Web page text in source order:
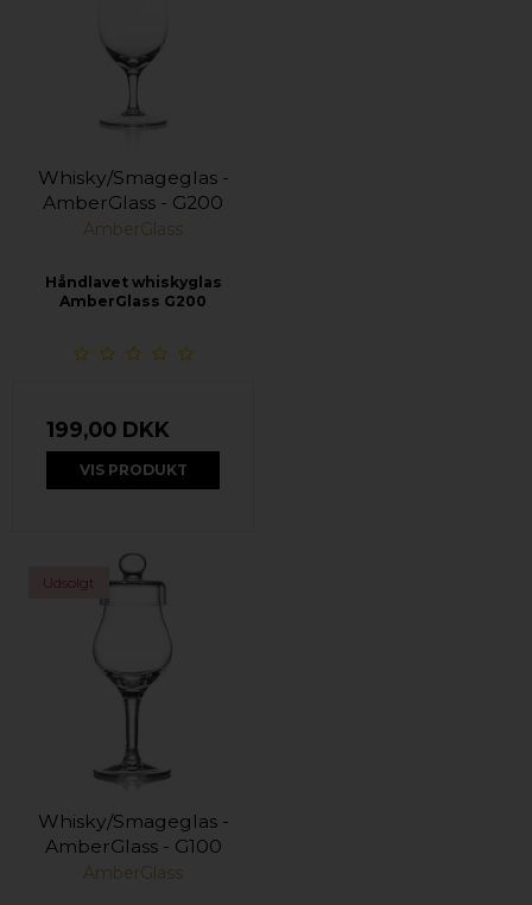
Whisky/Smageglas -
AmberGlass - G200
AmberGlass
Håndlavet whiskyglas
AmberGlass G200
199,00 DKK
VIS PRODUKT
Udsolgt
Whisky/Smageglas -
AmberGlass - G100
AmberGlass